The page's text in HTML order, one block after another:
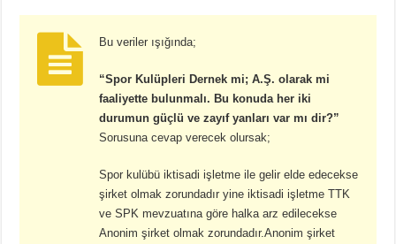
Bu veriler ışığında;
“Spor Kulüpleri Dernek mi; A.Ş. olarak mi
faaliyette bulunmalı. Bu konuda her iki
durumun güçlü ve zayıf yanları var mı dir?”
Sorusuna cevap verecek olursak;
Spor kulübü iktisadi işletme ile gelir elde edecekse
şirket olmak zorundadır yine iktisadi işletme TTK
ve SPK mevzuatına göre halka arz edilecekse
Anonim şirket olmak zorundadır.Anonim şirket